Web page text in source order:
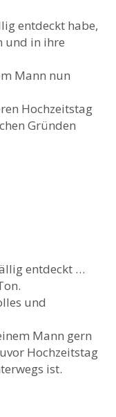
entdeckt habe,
und in ihre
Mann nun
Hochzeitstag
Gründen
entdeckt …
und
Mann gern
Hochzeitstag
ist.